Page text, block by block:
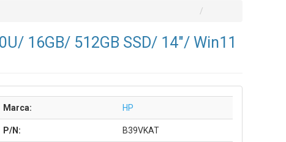
16GB/ 512GB SSD/ 14"/ Win11
Marca: HP
P/N: B39VKAT